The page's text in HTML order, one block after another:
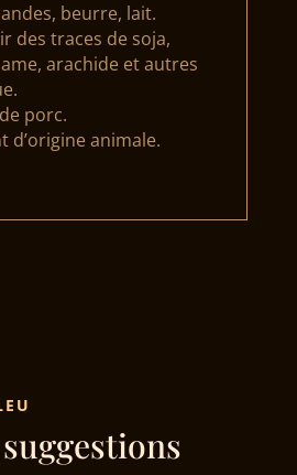
beurre, lait.
des traces de soja,
arachide et autres
porc.
d’origine animale.